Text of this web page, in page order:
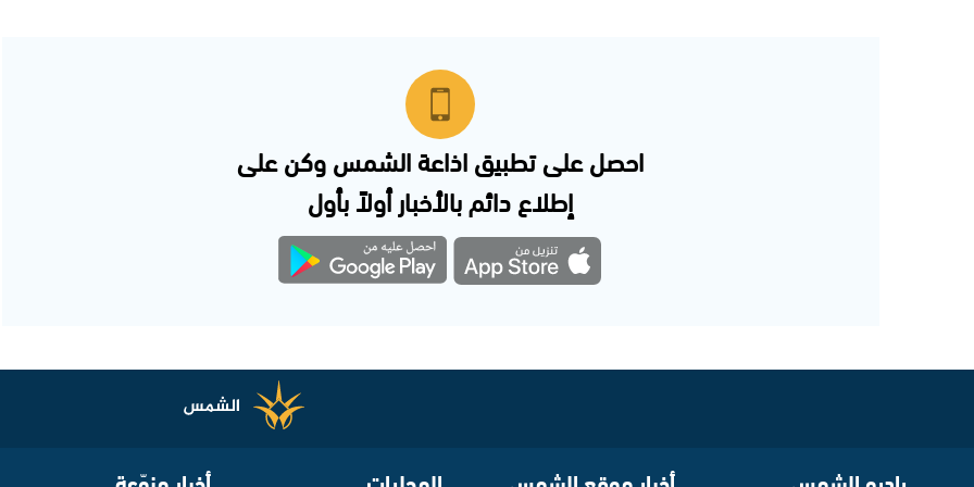
احصل على تطبيق اذاعة الشمس وكن على
إطلاع دائم بالأخبار أولاً بأول